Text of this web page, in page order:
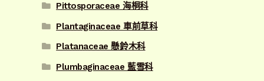
Pittosporaceae 海桐科
Plantaginaceae 車前草科
Platanaceae 懸鈴木科
Plumbaginaceae 藍雪科